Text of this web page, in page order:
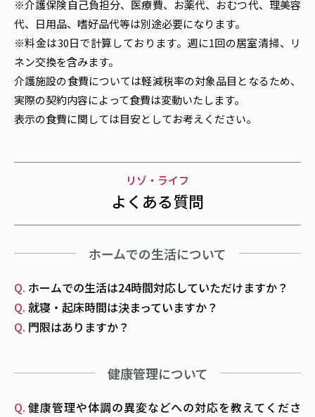
※介護保険自己負担分、医療費、お薬代、おむつ代、理美容
代、日用品、嗜好品代等は別途必要になります。
※料金は30日で計算しております。週に1回の居室清掃、リ
ネン交換を含みます。
介護施設の食費については軽減税率の対象品目となるため、
実際の契約内容によって食費は変動いたします。
表示の食費に関しては目安としてお考えください。
リゾ・ライフ
よくある質問
ホームでの生活について
ホームでの生活は24時間対応していただけますか？
就寝・起床時間は決まっていますか？
門限はありますか？
健康管理について
健康管理や体調の異変などへの対応を教えてくださ